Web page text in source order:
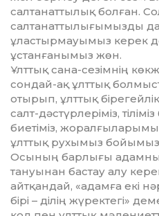
салтанаттылық болған.
салтанаттылығымызды
ұластырмауымыз керек
ұстанғанымыз жөн.
Ұл­ттық сана-сезімнің
сондай-ақ ұлттық
отырып, ұлттық
салт-дәстүрлеріміз,
биетіміз,
ұлттық рухымыз
Осының барлығы
тануынан бастау алу
айтқан­дай, «адамға екі
бірі – ділің жүректегі»